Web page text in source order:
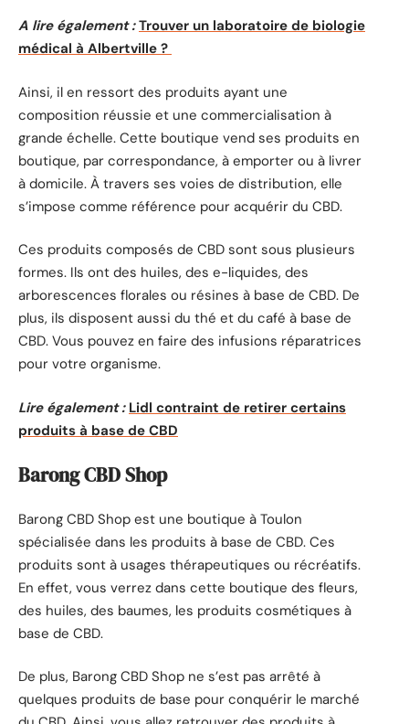
A lire également : Trouver un laboratoire de biologie
médical à Albertville ?
Ainsi, il en ressort des produits ayant une
composition réussie et une commercialisation à
grande échelle. Cette boutique vend ses produits en
boutique, par correspondance, à emporter ou à livrer
à domicile. À travers ses voies de distribution, elle
s’impose comme référence pour acquérir du CBD.
Ces produits composés de CBD sont sous plusieurs
formes. Ils ont des huiles, des e-liquides, des
arborescences florales ou résines à base de CBD. De
plus, ils disposent aussi du thé et du café à base de
CBD. Vous pouvez en faire des infusions réparatrices
pour votre organisme.
Lire également : Lidl contraint de retirer certains
produits à base de CBD
Barong CBD Shop
Barong CBD Shop est une boutique à Toulon
spécialisée dans les produits à base de CBD. Ces
produits sont à usages thérapeutiques ou récréatifs.
En effet, vous verrez dans cette boutique des fleurs,
des huiles, des baumes, les produits cosmétiques à
base de CBD.
De plus, Barong CBD Shop ne s’est pas arrêté à
quelques produits de base pour conquérir le marché